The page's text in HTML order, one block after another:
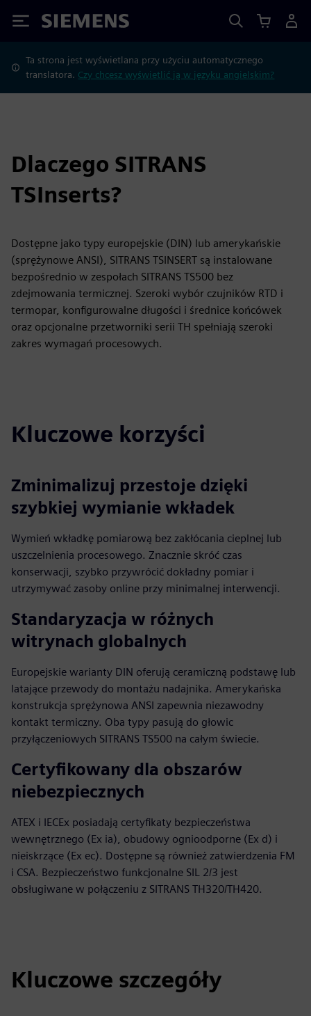
Siemens
Ta strona jest wyświetlana przy użyciu automatycznego
translatora. Czy chcesz wyświetlić ją w języku angielskim?
Dlaczego SITRANS
TSInserts?
Dostępne jako typy europejskie (DIN) lub amerykańskie
(sprężynowe ANSI), SITRANS TSINSERT są instalowane
bezpośrednio w zespołach SITRANS TS500 bez
zdejmowania termicznej. Szeroki wybór czujników RTD i
termopar, konfigurowalne długości i średnice końcówek
oraz opcjonalne przetworniki serii TH spełniają szeroki
zakres wymagań procesowych.
Kluczowe korzyści
Zminimalizuj przestoje dzięki
szybkiej wymianie wkładek
Wymień wkładkę pomiarową bez zakłócania cieplnej lub
uszczelnienia procesowego. Znacznie skróć czas
konserwacji, szybko przywrócić dokładny pomiar i
utrzymywać zasoby online przy minimalnej interwencji.
Standaryzacja w różnych
witrynach globalnych
Europejskie warianty DIN oferują ceramiczną podstawę lub
latające przewody do montażu nadajnika. Amerykańska
konstrukcja sprężynowa ANSI zapewnia niezawodny
kontakt termiczny. Oba typy pasują do głowic
przyłączeniowych SITRANS TS500 na całym świecie.
Certyfikowany dla obszarów
niebezpiecznych
ATEX i IECEx posiadają certyfikaty bezpieczeństwa
wewnętrznego (Ex ia), obudowy ognioodporne (Ex d) i
nieiskrzące (Ex ec). Dostępne są również zatwierdzenia FM
i CSA. Bezpieczeństwo funkcjonalne SIL 2/3 jest
obsługiwane w połączeniu z SITRANS TH320/TH420.
Kluczowe szczegóły